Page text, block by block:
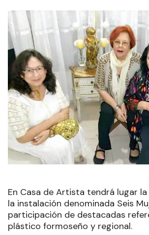
En Casa de Artista tendrá lugar
la instalación denominada Seis
participación de destacadas
plástico formoseño y regional.